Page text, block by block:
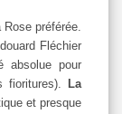
préférée.
Fléchier
absolue pour
fioritures).
La
et presque